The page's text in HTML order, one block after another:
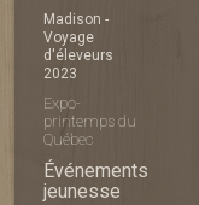
Madison -
Voyage
d'éleveurs
2023
Expo-
printemps du
Québec
Événements
jeunesse